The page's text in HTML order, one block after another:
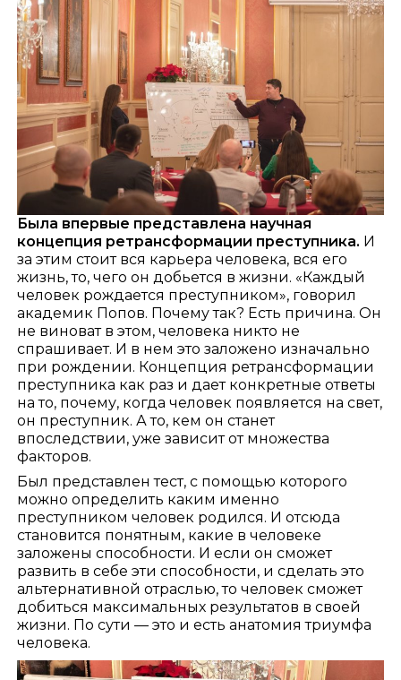
Была впервые представлена научная
концепция ретрансформации преступника. И
за этим стоит вся карьера человека, вся его
жизнь, то, чего он добьется в жизни. «Каждый
человек рождается преступником», говорил
академик Попов. Почему так? Есть причина. Он
не виноват в этом, человека никто не
спрашивает. И в нем это заложено изначально
при рождении. Концепция ретрансформации
преступника как раз и дает конкретные ответы
на то, почему, когда человек появляется на свет,
он преступник. А то, кем он станет
впоследствии, уже зависит от множества
факторов.
Был представлен тест, с помощью которого
можно определить каким именно
преступником человек родился. И отсюда
становится понятным, какие в человеке
заложены способности. И если он сможет
развить в себе эти способности, и сделать это
альтернативной отраслью, то человек сможет
добиться максимальных результатов в своей
жизни. По сути — это и есть анатомия триумфа
человека.